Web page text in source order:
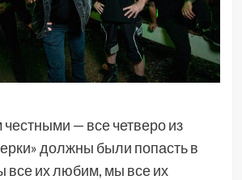
— все четверо из
должны были попасть в
все их любим, мы все их